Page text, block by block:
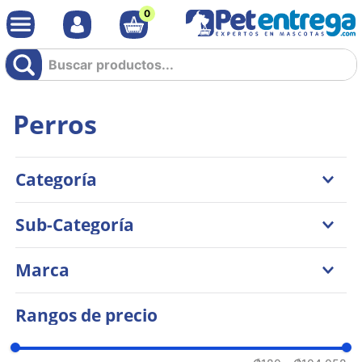
0
Buscar productos...
Categoría
Accesorios
Salud
Higiene y Estética
Snacks
Sub-Categoría
Recetados
Juguetes
Comida Medicada
Galletas
Marca
Ferplast
Rangos de precio
Perros